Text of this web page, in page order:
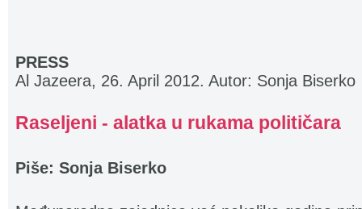
PRESS
Al Jazeera, 26. April 2012. Autor: Sonja Biserko
Raseljeni - alatka u rukama političara
Piše: Sonja Biserko